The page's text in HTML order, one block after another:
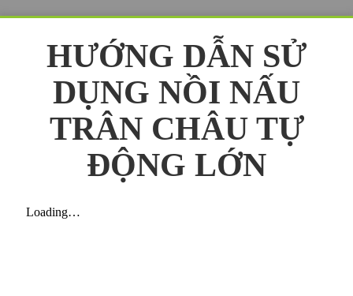
HƯỚNG DẪN SỬ
DỤNG NỒI NẤU
TRÂN CHÂU TỰ
ĐỘNG LỚN